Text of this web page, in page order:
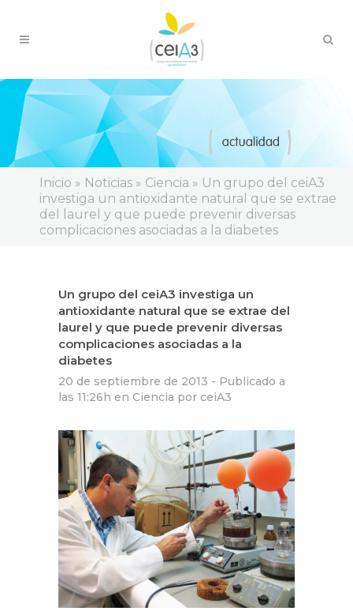
Inicio » Noticias » Ciencia » Un grupo del ceiA3
investiga un antioxidante natural que se extrae
del laurel y que puede prevenir diversas
complicaciones asociadas a la diabetes
Un grupo del ceiA3 investiga un
antioxidante natural que se extrae del
laurel y que puede prevenir diversas
complicaciones asociadas a la
diabetes
20 de septiembre de 2013 - Publicado a
las 11:26h en Ciencia por ceiA3